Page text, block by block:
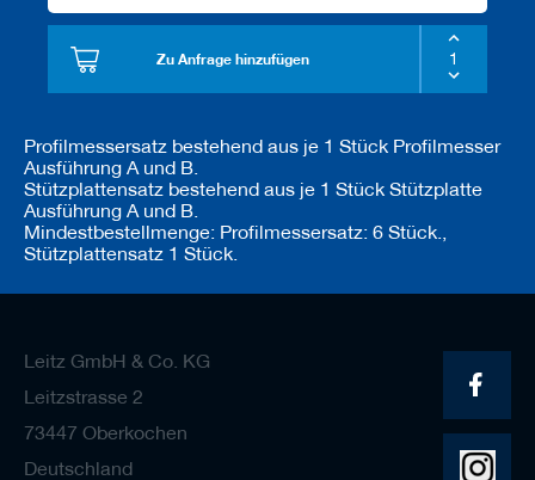
Zu Anfrage hinzufügen
Profilmessersatz bestehend aus je 1 Stück Profilmesser
Ausführung A und B.
Stützplattensatz bestehend aus je 1 Stück Stützplatte
Ausführung A und B.
Mindestbestellmenge: Profilmessersatz: 6 Stück.,
Stützplattensatz 1 Stück.
Leitz GmbH & Co. KG
Leitzstrasse 2
73447 Oberkochen
Deutschland